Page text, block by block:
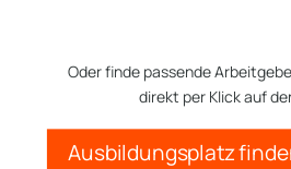
Oder finde passende
direkt per Klick auf
Ausbildungsplatz